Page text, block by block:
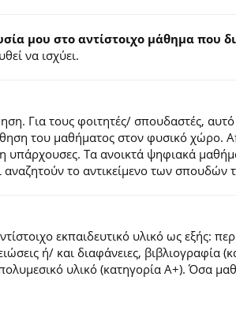
μου στο αντίστοιχο μάθημα που
να ισχύει.
Για τους φοιτητές/ σπουδαστές, αυτό
του μαθήματος στον φυσικό χώρο.
υπάρχουσες. Τα ανοικτά ψηφιακά
το αντικείμενο των σπουδών
εκπαιδευτικό υλικό ως εξής:
ή/ και διαφάνειες, βιβλιογραφία
υλικό (κατηγορία Α+). Όσα